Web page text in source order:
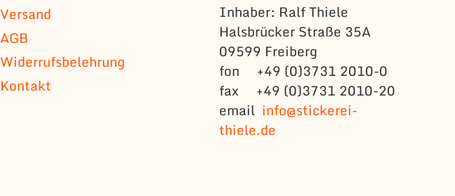
Versand
AGB
Widerrufsbelehrung
Kontakt
Inhaber: Ralf Thiele
Halsbrücker Straße 35A
09599 Freiberg
fon +49 (0)3731 2010-0
fax +49 (0)3731 2010-20
email info@stickerei-
thiele.de